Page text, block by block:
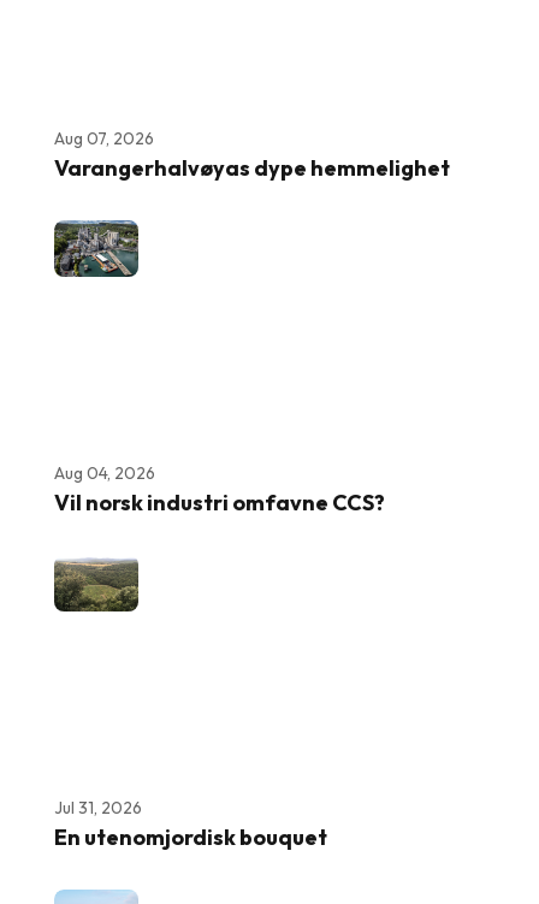
Aug 07, 2026
Varangerhalvøyas dype hemmelighet
Aug 04, 2026
Vil norsk industri omfavne CCS?
Jul 31, 2026
En utenomjordisk bouquet